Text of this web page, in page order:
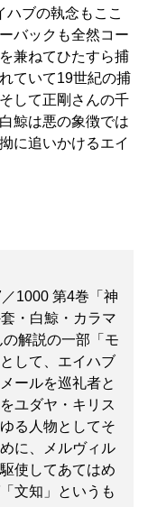
ブの執念もここ
バックも全然コー
兼ねてひたすら捕
ていて19世紀の捕
して正剛さんの千
鯨は悪の象徴では
に追いかけるエイ
1000 第4巻「神
・白鯨・カラマ
解説の一部「モ
して、エイハブ
ールを巡礼者と
ユダヤ・キリス
る人物としてそ
に、メルヴィル
使してあてはめ
文知」というも